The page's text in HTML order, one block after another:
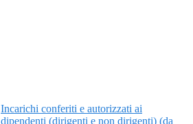
Incarichi conferiti e autorizzati ai
dipendenti (dirigenti e non dirigenti) (da